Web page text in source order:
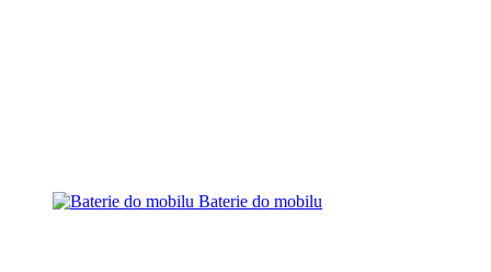
Baterie do mobilu